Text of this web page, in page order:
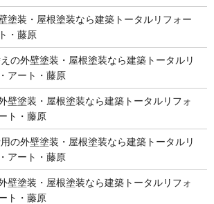
塗装・屋根塗装なら建築トータルリフォー
・藤原
の外壁塗装・屋根塗装なら建築トータルリ
アート・藤原
壁塗装・屋根塗装なら建築トータルリフォ
ト・藤原
の外壁塗装・屋根塗装なら建築トータルリ
アート・藤原
壁塗装・屋根塗装なら建築トータルリフォ
ト・藤原